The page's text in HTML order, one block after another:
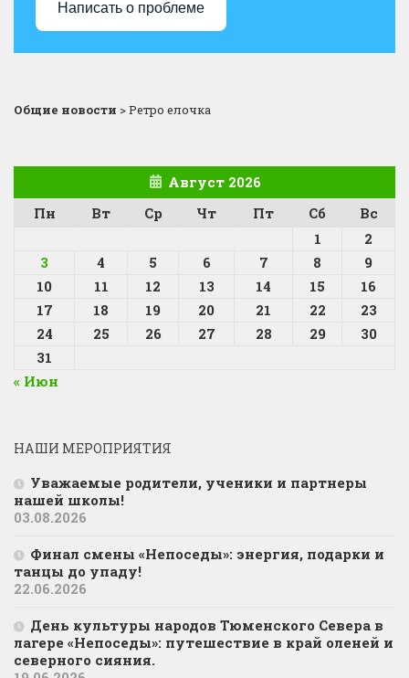
Написать о проблеме
Общие новости >Ретро елочка
Август 2026
Пн
Вт Ср Чт Пт Сб
Вс
1
2
3
4 5 6 7 8
9
10
11 12 13 14 15
16
17
18 19 20 21 22
23
24
25 26 27 28 29
30
31
« Июн
НАШИ МЕРОПРИЯТИЯ
Уважаемые родители, ученики и партнеры
нашей школы!
03.08.2026
Финал смены «Непоседы»: энергия, подарки и
танцы до упаду!
22.06.2026
День культуры народов Тюменского Севера в
лагере «Непоседы»: путешествие в край оленей и
северного сияния.